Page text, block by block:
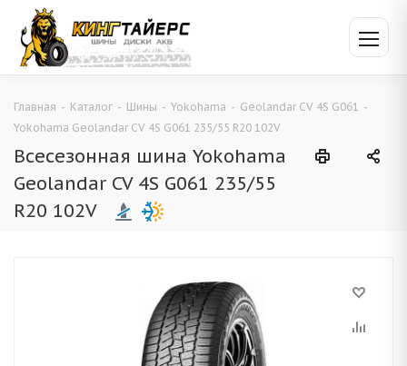
Главная - Каталог - Шины - Yokohama - Geolandar CV 4S G061 -
Yokohama Geolandar CV 4S G061 235/55 R20 102V
Всесезонная шина Yokohama
Geolandar CV 4S G061 235/55
R20 102V